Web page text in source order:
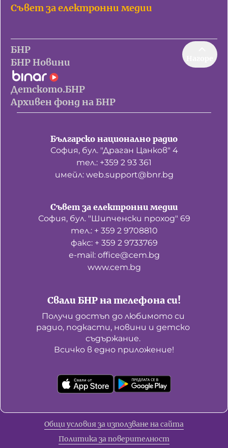
Съвет за електронни медии
БНР
БНР Новини
Детското.БНР
Архивен фонд на БНР
Българско национално радио
София, бул. "Драган Цанков" 4
тел.: +359 2 93 361
имейл: web.support@bnr.bg
Свали БНР на телефона си!
Получи достъп до любимото си
радио, подкасти, новини и детско
съдържание.
Всичко в едно приложение!
Съвет за електронни медии
София, бул. "Шипченски проход" 69
тел.: + 359 2 9708810
факс: + 359 2 9733769
е-mail: office@cem.bg
www.cem.bg
Общи условия за използване на сайта
Политика за поверителност